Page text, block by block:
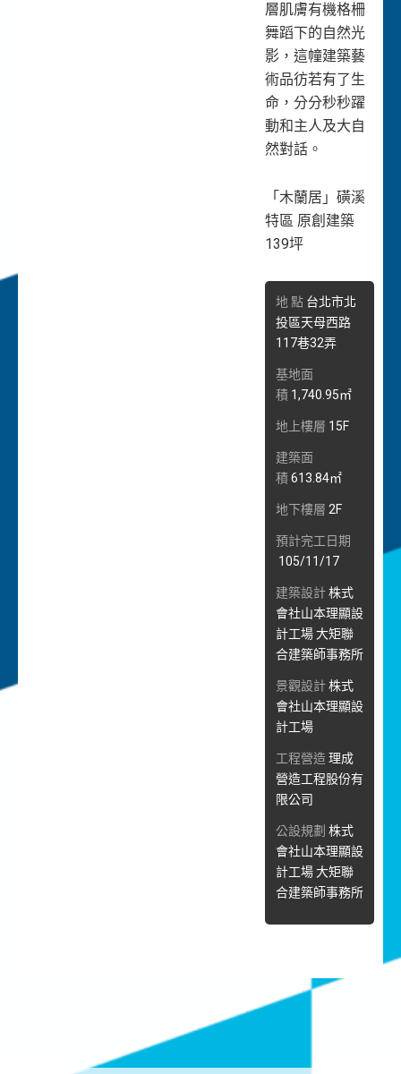
層肌膚有機格柵
舞蹈下的自然光
影，這幢建築藝
術品彷若有了生
命，分分秒秒躍
動和主人及大自
然對話。
「木蘭居」磺溪
特區 原創建築
139坪
地 點台北市北
投區天母西路
117巷32弄
基地面
積1,740.95㎡
地上樓層 15F
建築面
積613.84㎡
地下樓層 2F
預計完工日期
105/11/17
建築設計株式
會社山本理顯設
計工場 大矩聯
合建築師事務所
景觀設計株式
會社山本理顯設
計工場
工程營造 理成
營造工程股份有
限公司
公設規劃 株式
會社山本理顯設
計工場 大矩聯
合建築師事務所